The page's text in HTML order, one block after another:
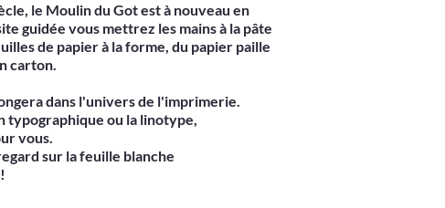
le Moulin du Got est à nouveau en
guidée vous mettrez les mains à la pâte
de papier à la forme, du papier paille
carton.
dans l'univers de l'imprimerie.
typographique ou la linotype,
vous.
sur la feuille blanche